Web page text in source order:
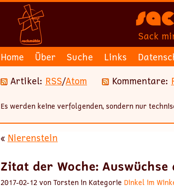
Sack
Home
Über Suche Links
Artikel: RSS/Atom Kommentare:
Es werden keine verfolgenden, sondern nur
« Nierenstein
Zitat der Woche:
2017-02-12 von Torsten in Kategorie Dinkel im